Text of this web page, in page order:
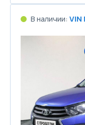
В наличии: VIN